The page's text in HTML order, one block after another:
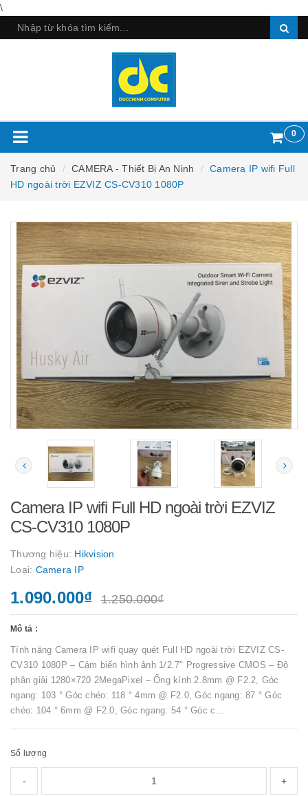
\
0
Trang chủ CAMERA - Thiết Bị An Ninh
Camera IP wifi Full
HD ngoài trời EZVIZ CS-CV310 1080P
Camera IP wifi Full HD ngoài trời EZVIZ
CS-CV310 1080P
Thương hiệu: Hikvision
Loại: Camera IP
1.090.000₫ 1.250.000₫
Mô tả :
Tính năng Camera IP wifi quay quét Full HD ngoài trời EZVIZ CS-
CV310 1080P – Cảm biến hình ảnh 1/2.7″ Progressive CMOS – Độ
phân giải 1280×720 2MegaPixel – Ống kính 2.8mm @ F2.2, Góc
ngang: 103 ° Góc chéo: 118 ° 4mm @ F2.0, Góc ngang: 87 ° Góc
chéo: 104 ° 6mm @ F2.0, Góc ngang: 54 ° Góc c...
Số lượng
- +